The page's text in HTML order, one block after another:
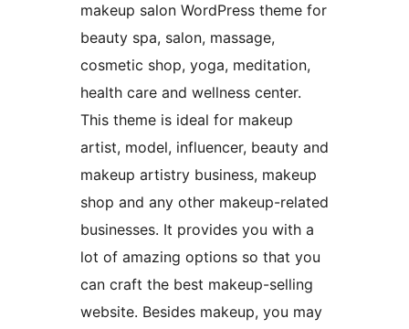
makeup salon WordPress theme for
beauty spa, salon, massage,
cosmetic shop, yoga, meditation,
health care and wellness center.
This theme is ideal for makeup
artist, model, influencer, beauty and
makeup artistry business, makeup
shop and any other makeup-related
businesses. It provides you with a
lot of amazing options so that you
can craft the best makeup-selling
website. Besides makeup, you may